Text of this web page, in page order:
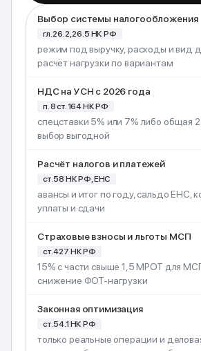
Выбор системы налогообложения
гл. 26.2, 26.5 НК РФ
режим под выручку, расходы и вид
расчёт нагрузки по вариантам
НДС на УСН с 2026 года
п. 8 ст. 164 НК РФ
спецставки 5% или 7% либо общая
выбор выгодной
Расчёт налогов и платежей
ст. 58 НК РФ, ЕНС
авансы и итог по году, сальдо ЕНС,
уплаты и сдачи
Страховые взносы и льготы МСП
ст. 427 НК РФ
15% с части свыше 1,5 МРОТ для
снижение ФОТ-нагрузки
Законная оптимизация
ст. 54.1 НК РФ
только реальные операции и